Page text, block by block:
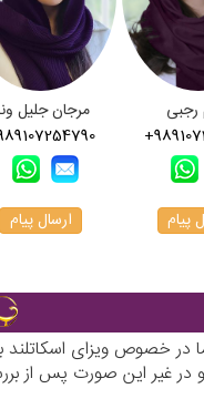
رجبی
پیام
مرجان جلیل
ارسال پیام
در خصوص ویزای
در غیر این صورت پس از